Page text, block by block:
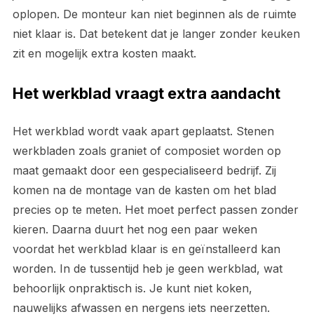
oplopen. De monteur kan niet beginnen als de ruimte
niet klaar is. Dat betekent dat je langer zonder keuken
zit en mogelijk extra kosten maakt.
Het werkblad vraagt extra aandacht
Het werkblad wordt vaak apart geplaatst. Stenen
werkbladen zoals graniet of composiet worden op
maat gemaakt door een gespecialiseerd bedrijf. Zij
komen na de montage van de kasten om het blad
precies op te meten. Het moet perfect passen zonder
kieren. Daarna duurt het nog een paar weken
voordat het werkblad klaar is en geïnstalleerd kan
worden. In de tussentijd heb je geen werkblad, wat
behoorlijk onpraktisch is. Je kunt niet koken,
nauwelijks afwassen en nergens iets neerzetten.